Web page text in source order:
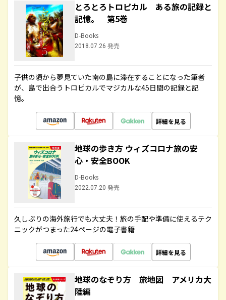
とろとろトロピカル ある旅の記録と
記憶。 第5巻
D-Books
2018.07.26 発売
子供の頃から夢見ていた南の島に滞在することになった筆者
が、島で出合うトロピカルでマジカルな45日間の記録と記
憶。
詳細を見る
地球の歩き方 ウィズコロナ旅の安
心・安全BOOK
D-Books
2022.07.20 発売
久しぶりの海外旅行でも大丈夫！旅の手配や準備に使えるテク
ニックがつまった24ページの電子書籍
詳細を見る
地球のなぞり方 旅地図 アメリカ大
陸編